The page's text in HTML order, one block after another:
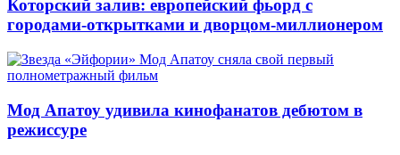
Которский залив: европейский фьорд с
городами-открытками и дворцом-миллионером
Мод Апатоу удивила кинофанатов дебютом в
режиссуре